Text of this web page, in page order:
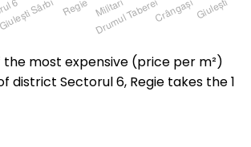
the most expensive (price per m²)
district Sectorul 6, Regie takes the 1